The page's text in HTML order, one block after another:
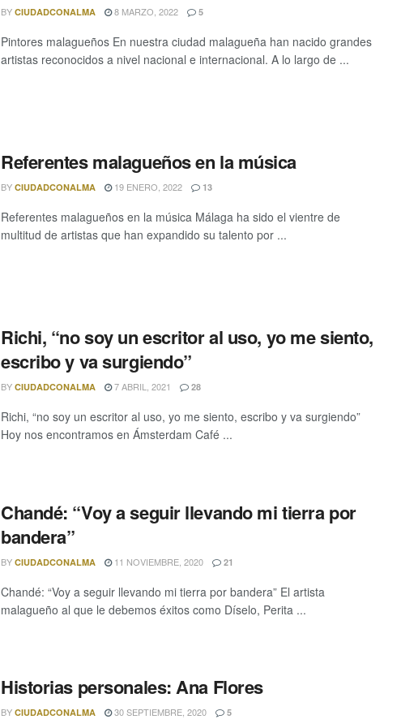
BY CIUDADCONALMA 8 MARZO, 2022 5
Pintores malagueños En nuestra ciudad malagueña han nacido grandes
artistas reconocidos a nivel nacional e internacional. A lo largo de ...
Referentes malagueños en la música
BY CIUDADCONALMA 19 ENERO, 2022 13
Referentes malagueños en la música Málaga ha sido el vientre de
multitud de artistas que han expandido su talento por ...
Richi, “no soy un escritor al uso, yo me siento,
escribo y va surgiendo”
BY CIUDADCONALMA 7 ABRIL, 2021 28
Richi, “no soy un escritor al uso, yo me siento, escribo y va surgiendo”
Hoy nos encontramos en Ámsterdam Café ...
Chandé: “Voy a seguir llevando mi tierra por
bandera”
BY CIUDADCONALMA 11 NOVIEMBRE, 2020 21
Chandé: “Voy a seguir llevando mi tierra por bandera” El artista
malagueño al que le debemos éxitos como Díselo, Perita ...
Historias personales: Ana Flores
BY CIUDADCONALMA 30 SEPTIEMBRE, 2020 5